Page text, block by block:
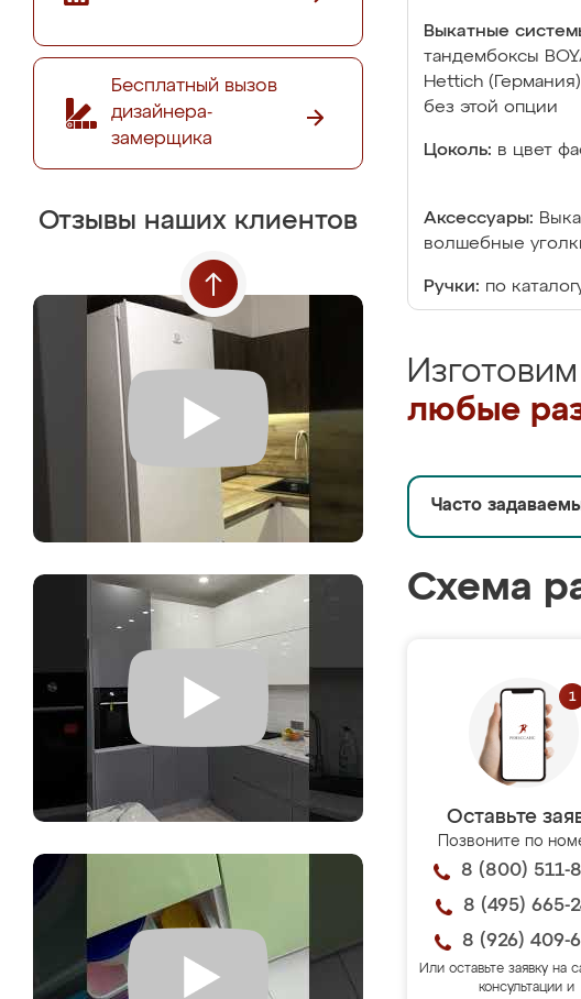
Бесплатный вызов
дизайнера-
замерщика
Отзывы наших клиентов
Выкатные
тандембоксы
Hettich
без этой опции
Цоколь: в цвет
Аксессуары:
волшебные
Ручки: по
любые
Часто
Схема
Оставьте
Позвоните по
8 (800) 511-
8 (495) 665-
8 (926) 409-
Или оставьте заявку на
консультации и